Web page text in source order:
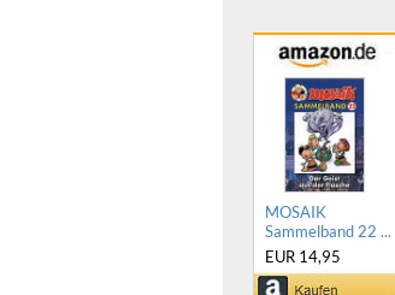
MOSAIK
Sammelband 22 ...
EUR 14,95